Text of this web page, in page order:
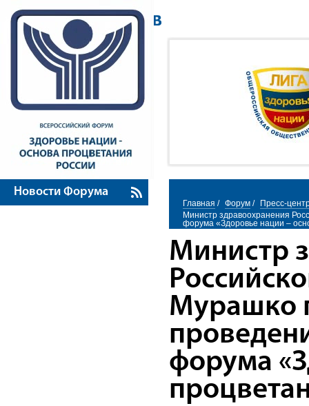
Новости Форума
Главная / Форум /
Пресс-
Министр здравоохранения
форума «Здоровье нации –
Министр
Мурашко
форума